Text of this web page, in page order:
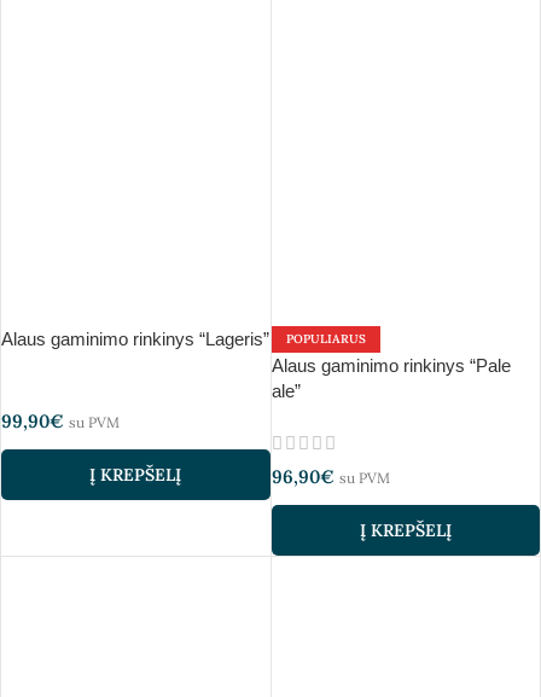
Alaus gaminimo rinkinys “Lageris”
99,90€ su PVM
Į KREPŠELĮ
POPULIARUS
Alaus gaminimo rinkinys “Pale
ale”
96,90€ su PVM
Į KREPŠELĮ